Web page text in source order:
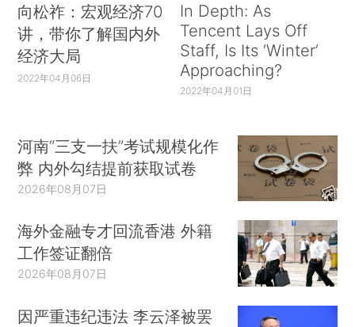
向松祚：宏观经济70
讲，带你了解国内外
经济大局
2022年04月06日
In Depth: As
Tencent Lays Off
Staff, Is Its ‘Winter’
Approaching?
2022年04月01日
河南“三支一扶”考试规模化作
弊 内外勾结提前获取试卷
2026年08月07日
海外金融专才回流香港 外籍
工作签证翻倍
2026年08月07日
因严重违纪违法 李云泽被罢